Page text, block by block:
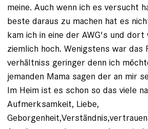
meine. Auch wenn ich es versucht
beste daraus zu machen hat es
kam ich in eine der AWG's und
ziemlich hoch. Wenigstens war das
verhältniss geringer denn ich
jemanden Mama sagen der an mir
Im Heim ist es schon so das viele
Aufmerksamkeit, Liebe,